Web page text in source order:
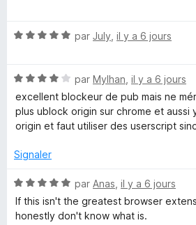
u
é
u
r
5
N
é
5
s
u
5
par July il y a 6 jours
N
o
t
é
s
r
5
par Mylhan il y a 6 jours
excellent blockeur de pub mais ne
plus ublock origin sur chrome et
origin et faut utiliser des userscript
Signaler
N
o
t
par Anas il y a 6 jours
If this isn't the greatest browser
honestly don't know what is.